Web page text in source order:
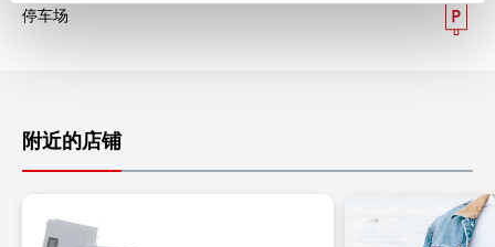
停车场
附近的店铺